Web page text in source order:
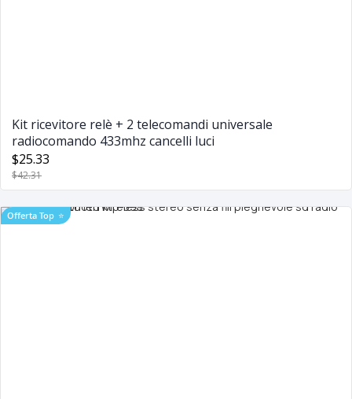
Kit ricevitore relè + 2 telecomandi universale
radiocomando 433mhz cancelli luci
$25.33
$42.31
Offerta Top ⭐